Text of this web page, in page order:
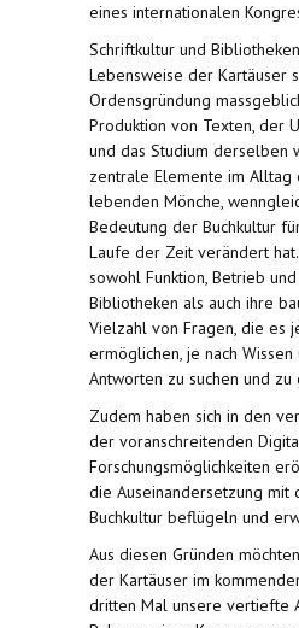
eines internationalen
Schriftkultur und
Lebensweise der Kartäuser
Ordensgründung
Produktion von Texten, der
und das Studium derselben
zentrale Elemente im Alltag
lebenden Mönche,
Bedeutung der Buchkultur
Laufe der Zeit verändert
sowohl Funktion, Betrieb
Bibliotheken als auch ihre
Vielzahl von Fragen, die es
ermöglichen, je nach
Antworten zu suchen und zu
Zudem haben sich in den
der voranschreitenden
Forschungsmöglichkeiten
die Auseinandersetzung mit
Buchkultur beflügeln und
Aus diesen Gründen
der Kartäuser im
dritten Mal unsere vertiefte